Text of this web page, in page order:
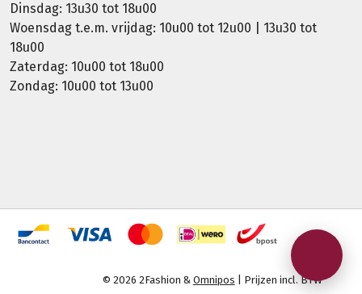
Dinsdag: 13u30 tot 18u00
Woensdag t.e.m. vrijdag: 10u00 tot 12u00 | 13u30 tot
18u00
Zaterdag: 10u00 tot 18u00
Zondag: 10u00 tot 13u00
© 2026 2Fashion & Omnipos | Prijzen incl. BTW